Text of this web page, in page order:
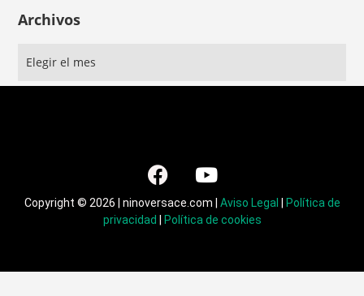
Archivos
Copyright © 2026 | ninoversace.com | Aviso Legal
Política de
privacidad
Política de cookies